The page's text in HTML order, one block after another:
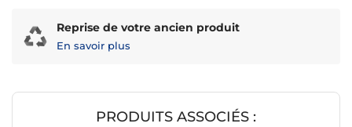
Reprise de votre ancien produit
En savoir plus
PRODUITS ASSOCIÉS :